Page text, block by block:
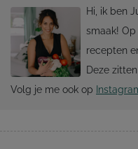
Hi, ik ben
smaak!
recepten
Deze
Volg je me ook op